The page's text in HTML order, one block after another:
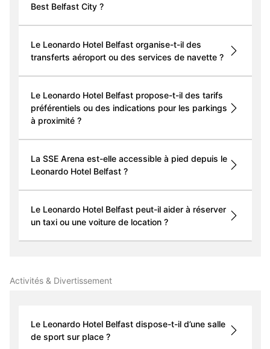
Best Belfast City ?
Le Leonardo Hotel Belfast organise-t-il des
transferts aéroport ou des services de navette ?
Le Leonardo Hotel Belfast propose-t-il des tarifs
préférentiels ou des indications pour les parkings
à proximité ?
La SSE Arena est-elle accessible à pied depuis le
Leonardo Hotel Belfast ?
Le Leonardo Hotel Belfast peut-il aider à réserver
un taxi ou une voiture de location ?
Activités & Divertissement
Le Leonardo Hotel Belfast dispose-t-il d’une salle
de sport sur place ?